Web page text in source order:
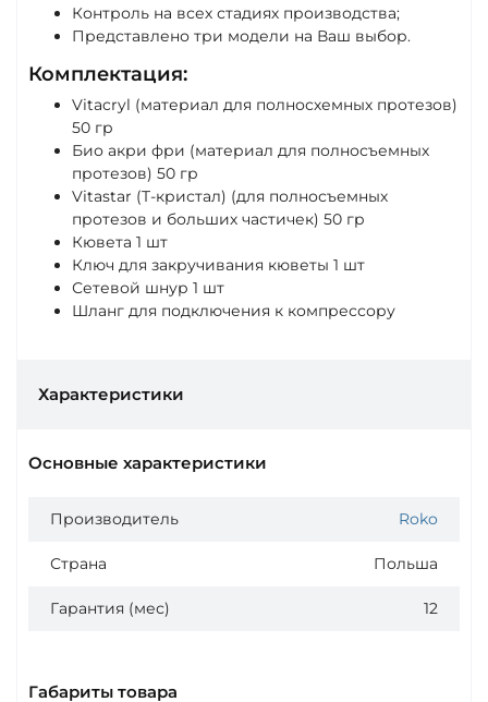
Контроль на всех стадиях производства;
Представлено три модели на Ваш выбор.
Комплектация:
Vitacryl (материал для полносхемных протезов)
50 гр
Био акри фри (материал для полносъемных
протезов) 50 гр
Vitastar (T-кристал) (для полносъемных
протезов и больших частичек) 50 гр
Кювета 1 шт
Ключ для закручивания кюветы 1 шт
Сетевой шнур 1 шт
Шланг для подключения к компрессору
Характеристики
Основные характеристики
Производитель Roko
Страна Польша
Гарантия (мес) 12
Габариты товара